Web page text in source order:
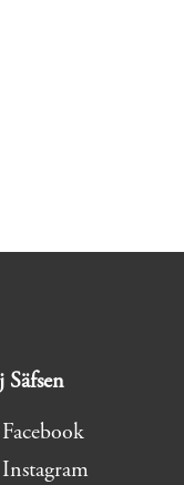
Säfsen
Facebook
Instagram